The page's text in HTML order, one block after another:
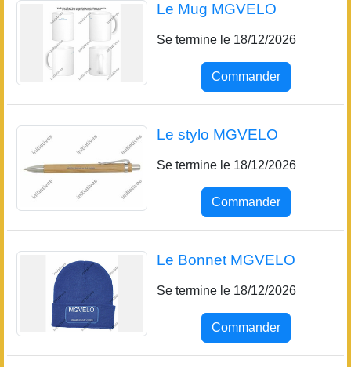
Le Mug MGVELO
Se termine le 18/12/2026
Commander
Le stylo MGVELO
Se termine le 18/12/2026
Commander
Le Bonnet MGVELO
Se termine le 18/12/2026
Commander